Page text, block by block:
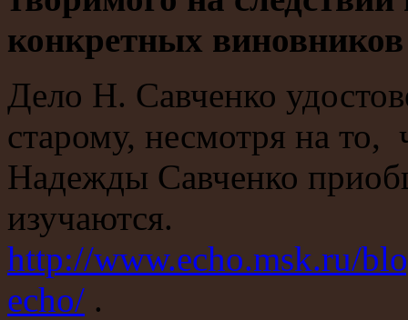
конкретных виновников
Дело Н. Савченко
старому, несмотря на то,
Надежды Савченко
изучаются.
http://www.echo.msk.ru/
echo/ .